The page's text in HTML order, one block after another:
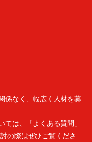
係なく、幅広く人材を募
ては、「よくある質問」
の際はぜひご覧くださ